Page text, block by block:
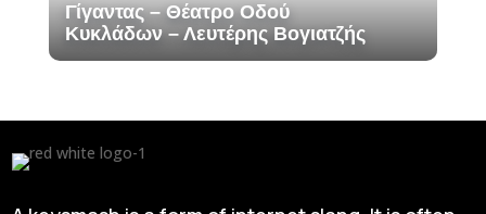
Γίγαντας – Θέατρο Οδού
Κυκλάδων – Λευτέρης Βογιατζής